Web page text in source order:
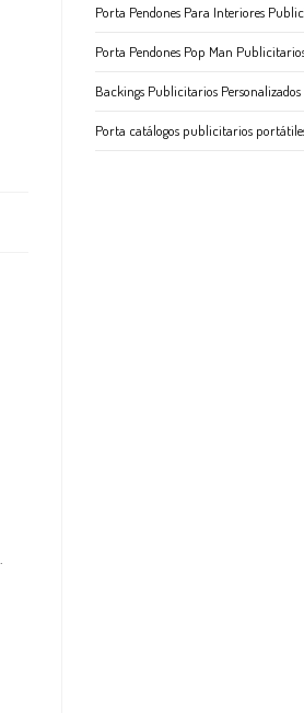
Porta Pendones Para Interiores
Porta Pendones Pop Man
Backings Publicitarios Personalizados
Porta catálogos publicitarios